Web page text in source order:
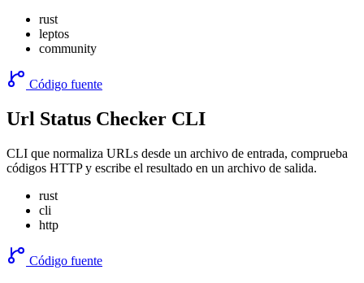
rust
leptos
community
Código fuente
Url Status Checker CLI
CLI que normaliza URLs desde un archivo de entrada, comprueba
códigos HTTP y escribe el resultado en un archivo de salida.
rust
cli
http
Código fuente